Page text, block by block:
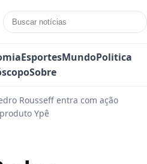
EsportesMundoPolitica
Sobre
Rousseff entra com ação
Ypê